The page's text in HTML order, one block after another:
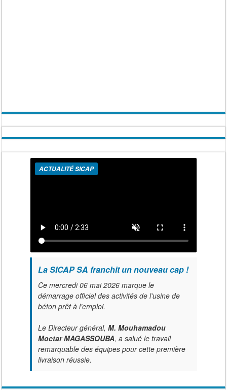
ACTUALITÉ SICAP
La SICAP SA franchit un nouveau cap !
Ce mercredi 06 mai 2026 marque le
démarrage officiel des activités de l'usine de
béton prêt à l’emploi.
Le Directeur général, M. Mouhamadou
Moctar MAGASSOUBA, a salué le travail
remarquable des équipes pour cette première
livraison réussie.